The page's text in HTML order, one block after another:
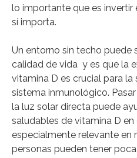
lo importante que es invertir
sí importa.
Un entorno sin techo puede
calidad de vida y es que la
vitamina D es crucial para
sistema inmunológico.
la luz solar directa puede
saludables de vitamina D en
especialmente relevante en
personas pueden tener